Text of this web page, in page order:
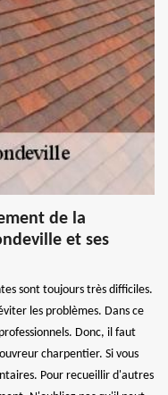
de la
et ses
sont toujours très difficiles.
les problèmes. Dans ce
Donc, il faut
charpentier. Si vous
Pour recueillir d'autres